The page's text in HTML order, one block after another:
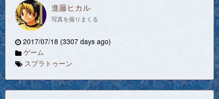
進藤ヒカル
写真を撮りまくる
2017/07/18 (3307 days ago)
ゲーム
スプラトゥーン